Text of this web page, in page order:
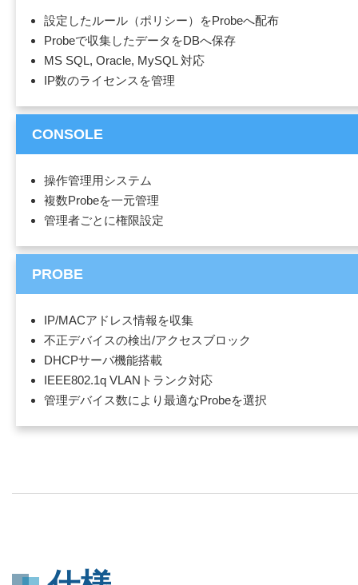
設定したルール（ポリシー）をProbeへ配布
Probeで収集したデータをDBへ保存
MS SQL, Oracle, MySQL 対応
IP数のライセンスを管理
CONSOLE
操作管理用システム
複数Probeを一元管理
管理者ごとに権限設定
PROBE
IP/MACアドレス情報を収集
不正デバイスの検出/アクセスブロック
DHCPサーバ機能搭載
IEEE802.1q VLANトランク対応
管理デバイス数により最適なProbeを選択